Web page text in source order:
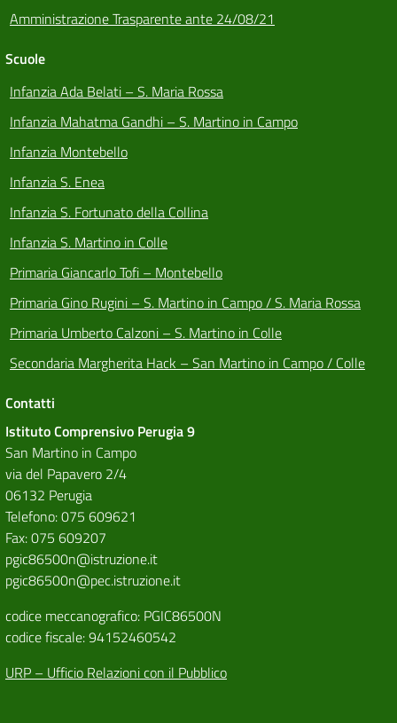
Amministrazione Trasparente ante 24/08/21
Scuole
Infanzia Ada Belati – S. Maria Rossa
Infanzia Mahatma Gandhi – S. Martino in Campo
Infanzia Montebello
Infanzia S. Enea
Infanzia S. Fortunato della Collina
Infanzia S. Martino in Colle
Primaria Giancarlo Tofi – Montebello
Primaria Gino Rugini – S. Martino in Campo / S. Maria Rossa
Primaria Umberto Calzoni – S. Martino in Colle
Secondaria Margherita Hack – San Martino in Campo / Colle
Contatti
Istituto Comprensivo Perugia 9
San Martino in Campo
via del Papavero 2/4
06132 Perugia
Telefono: 075 609621
Fax: 075 609207
pgic86500n@istruzione.it
pgic86500n@pec.istruzione.it
codice meccanografico: PGIC86500N
codice fiscale: 94152460542
URP – Ufficio Relazioni con il Pubblico